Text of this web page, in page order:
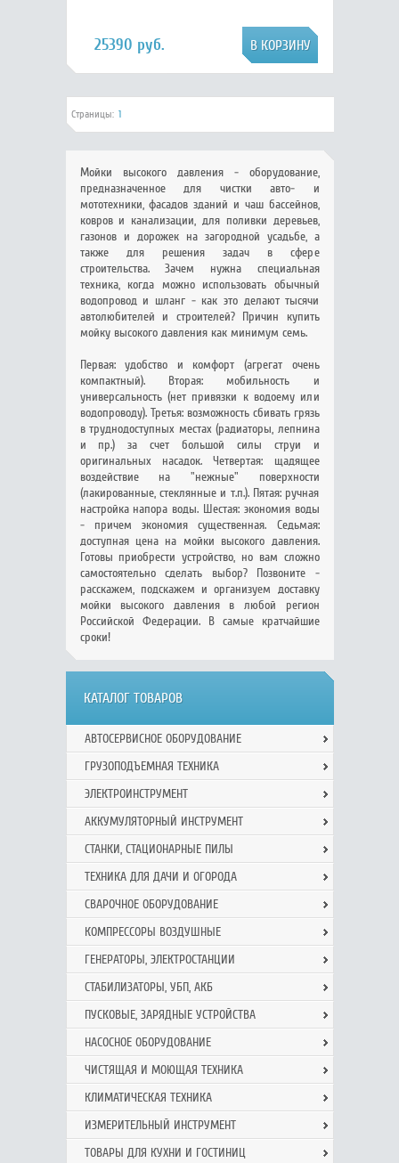
25390 руб.
Страницы: 1
Мойки высокого давления - оборудование,
предназначенное для чистки авто- и
мототехники, фасадов зданий и чаш бассейнов,
ковров и канализации, для поливки деревьев,
газонов и дорожек на загородной усадьбе, а
также для решения задач в сфере
строительства. Зачем нужна специальная
техника, когда можно использовать обычный
водопровод и шланг - как это делают тысячи
автолюбителей и строителей? Причин купить
мойку высокого давления как минимум семь.
Первая: удобство и комфорт (агрегат очень
компактный). Вторая: мобильность и
универсальность (нет привязки к водоему или
водопроводу). Третья: возможность сбивать грязь
в труднодоступных местах (радиаторы, лепнина
и пр.) за счет большой силы струи и
оригинальных насадок. Четвертая: щадящее
воздействие на "нежные" поверхности
(лакированные, стеклянные и т.п.). Пятая: ручная
настройка напора воды. Шестая: экономия воды
- причем экономия существенная. Седьмая:
доступная цена на мойки высокого давления.
Готовы приобрести устройство, но вам сложно
самостоятельно сделать выбор? Позвоните -
расскажем, подскажем и организуем доставку
мойки высокого давления в любой регион
Российской Федерации. В самые кратчайшие
сроки!
КАТАЛОГ ТОВАРОВ
АВТОСЕРВИСНОЕ ОБОРУДОВАНИЕ
ГРУЗОПОДЪЕМНАЯ ТЕХНИКА
ЭЛЕКТРОИНСТРУМЕНТ
АККУМУЛЯТОРНЫЙ ИНСТРУМЕНТ
СТАНКИ, СТАЦИОНАРНЫЕ ПИЛЫ
ТЕХНИКА ДЛЯ ДАЧИ И ОГОРОДА
СВАРОЧНОЕ ОБОРУДОВАНИЕ
КОМПРЕССОРЫ ВОЗДУШНЫЕ
ГЕНЕРАТОРЫ, ЭЛЕКТРОСТАНЦИИ
СТАБИЛИЗАТОРЫ, УБП, АКБ
ПУСКОВЫЕ, ЗАРЯДНЫЕ УСТРОЙСТВА
НАСОСНОЕ ОБОРУДОВАНИЕ
ЧИСТЯЩАЯ И МОЮЩАЯ ТЕХНИКА
КЛИМАТИЧЕСКАЯ ТЕХНИКА
ИЗМЕРИТЕЛЬНЫЙ ИНСТРУМЕНТ
ТОВАРЫ ДЛЯ КУХНИ И ГОСТИНИЦ